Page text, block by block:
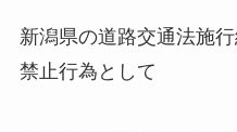
新潟県の道路交通法施
禁止行為として